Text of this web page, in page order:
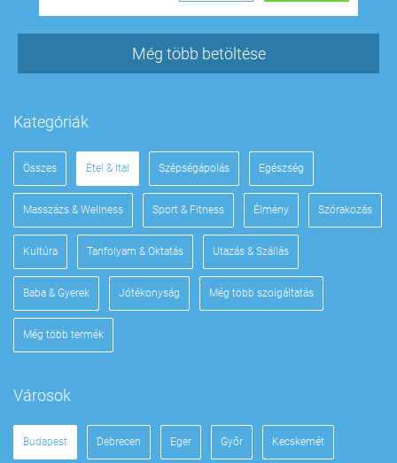
Még több betöltése
Kategóriák
Összes Étel & Ital Szépségápolás Egészség
Masszázs & Wellness Sport & Fitness Élmény Szórakozás
Kultúra Tanfolyam & Oktatás Utazás & Szállás
Baba & Gyerek Jótékonyság Még több szolgáltatás
Még több termék
Városok
Budapest Debrecen Eger Győr Kecskemét